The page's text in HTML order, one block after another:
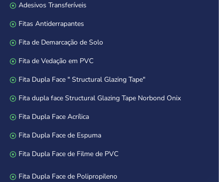
Adesivos Transferíveis
Fitas Antiderrapantes
Fita de Demarcação de Solo
Fita de Vedação em PVC
Fita Dupla Face " Structural Glazing Tape"
Fita dupla face Structural Glazing Tape Norbond Onix
Fita Dupla Face Acrílica
Fita Dupla Face de Espuma
Fita Dupla Face de Filme de PVC
Fita Dupla Face de Polipropileno